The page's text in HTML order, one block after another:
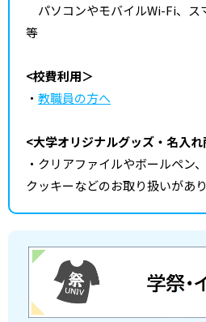
パソコンやモバイルWi-Fi、ス
等
<校費利用＞
・ 教職員の方へ
<大学オリジナルグッズ・名入れ
・クリアファイルやボールペン
クッキーなどのお取り扱いがあり